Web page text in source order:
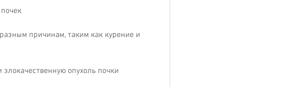
причинам, таким как курение и
опухоль почки